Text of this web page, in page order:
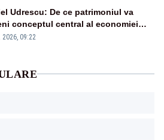
Udrescu: De ce patrimoniul va
conceptul central al economiei
2026, 09:22